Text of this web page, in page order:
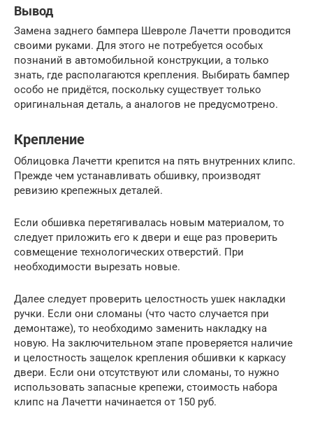
Вывод
Замена заднего бампера Шевроле Лачетти проводится
своими руками. Для этого не потребуется особых
познаний в автомобильной конструкции, а только
знать, где располагаются крепления. Выбирать бампер
особо не придётся, поскольку существует только
оригинальная деталь, а аналогов не предусмотрено.
Крепление
Облицовка Лачетти крепится на пять внутренних клипс.
Прежде чем устанавливать обшивку, производят
ревизию крепежных деталей.
Если обшивка перетягивалась новым материалом, то
следует приложить его к двери и еще раз проверить
совмещение технологических отверстий. При
необходимости вырезать новые.
Далее следует проверить целостность ушек накладки
ручки. Если они сломаны (что часто случается при
демонтаже), то необходимо заменить накладку на
новую. На заключительном этапе проверяется наличие
и целостность защелок крепления обшивки к каркасу
двери. Если они отсутствуют или сломаны, то нужно
использовать запасные крепежи, стоимость набора
клипс на Лачетти начинается от 150 руб.